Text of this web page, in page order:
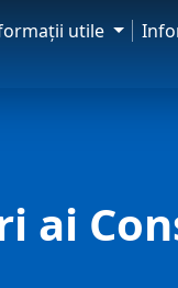
utile
ai